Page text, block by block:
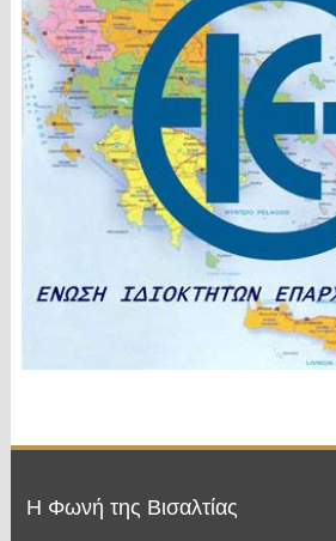
Η Φωνή της Βισαλτίας